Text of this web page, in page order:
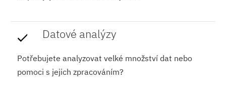
Datové analýzy
Potřebujete analyzovat velké množství dat nebo
pomoci s jejich zpracováním?